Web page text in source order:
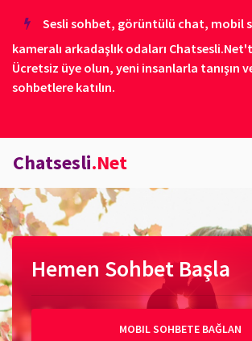
Sesli sohbet, görüntülü chat, mobil
kameralı arkadaşlık odaları
Ücretsiz üye olun, yeni insanlarla tanışın
sohbetlere katılın.
Chatsesli.Net
Hemen Sohbet Başla
MOBIL SOHBETE BAĞLAN